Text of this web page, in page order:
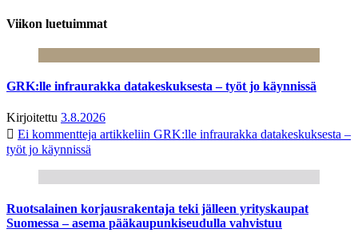
Viikon luetuimmat
GRK:lle infraurakka datakeskuksesta – työt jo käynnissä
Kirjoitettu 3.8.2026
Ei kommentteja artikkeliin GRK:lle infraurakka datakeskuksesta –
työt jo käynnissä
Ruotsalainen korjausrakentaja teki jälleen yrityskaupat
Suomessa – asema pääkaupunkiseudulla vahvistuu